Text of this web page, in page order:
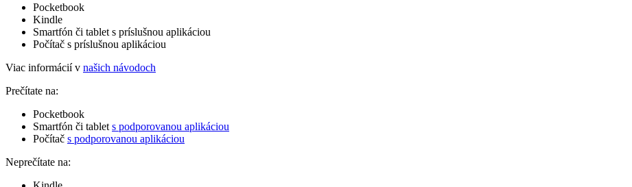
Pocketbook
Kindle
Smartfón či tablet s príslušnou aplikáciou
Počítač s príslušnou aplikáciou
Viac informácií v našich návodoch
Prečítate na:
Pocketbook
Smartfón či tablet s podporovanou aplikáciou
Počítač s podporovanou aplikáciou
Neprečítate na: